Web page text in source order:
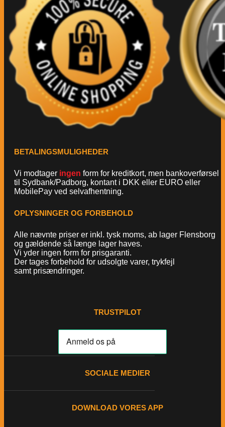
BETALINGSMULIGHEDER
Vi modtager ingen form for kreditkort, men bankoverførsel
til Sydbank/Padborg, kontant i DKK eller EURO eller
MobilePay ved selvafhentning.
OPLYSNINGER OG FORBEHOLD
Alle nævnte priser er inkl. tysk moms, ab lager Flensborg
og gældende så længe lager haves.
Vi yder ingen form for prisgaranti.
Der tages forbehold for udsolgte varer, trykfejl
samt prisændringer.
TRUSTPILOT
SOCIALE MEDIER
DOWNLOAD VORES APP